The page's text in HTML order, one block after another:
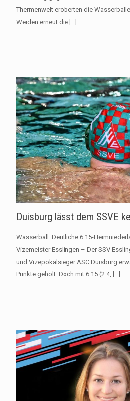
Thermenwelt eroberten die
Weiden erneut die […]
Duisburg lässt dem SSVE
Wasserball: Deutliche 6:15-
Vizemeister Esslingen – Der SSV
und Vizepokalsieger ASC Duisburg
Punkte geholt. Doch mit 6:15 (2:4, […]